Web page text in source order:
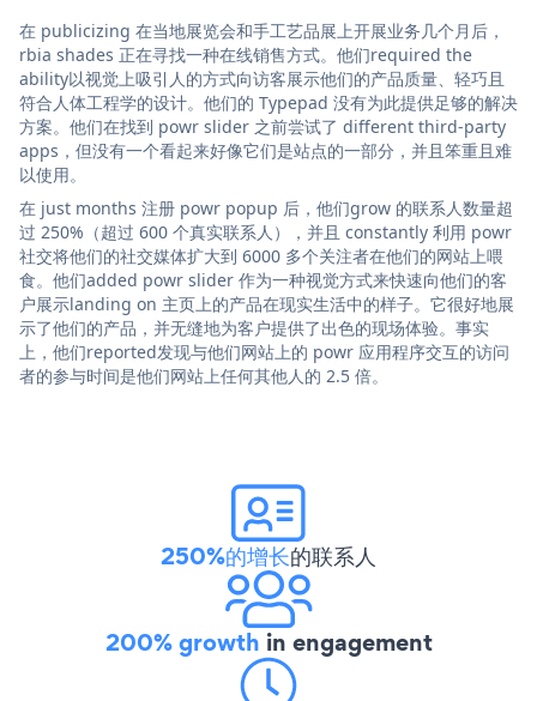
在 publicizing 在当地展览会和手工艺品展上开展业务几个月后，
rbia shades 正在寻找一种在线销售方式。他们required the
ability以视觉上吸引人的方式向访客展示他们的产品质量、轻巧且
符合人体工程学的设计。他们的 Typepad 没有为此提供足够的解决
方案。他们在找到 powr slider 之前尝试了 different third-party
apps，但没有一个看起来好像它们是站点的一部分，并且笨重且难
以使用。
在 just months 注册 powr popup 后，他们grow 的联系人数量超
过 250%（超过 600 个真实联系人），并且 constantly 利用 powr
社交将他们的社交媒体扩大到 6000 多个关注者在他们的网站上喂
食。他们added powr slider 作为一种视觉方式来快速向他们的客
户展示landing on 主页上的产品在现实生活中的样子。它很好地展
示了他们的产品，并无缝地为客户提供了出色的现场体验。事实
上，他们reported发现与他们网站上的 powr 应用程序交互的访问
者的参与时间是他们网站上任何其他人的 2.5 倍。
250%的增长的联系人
200% growth in engagement